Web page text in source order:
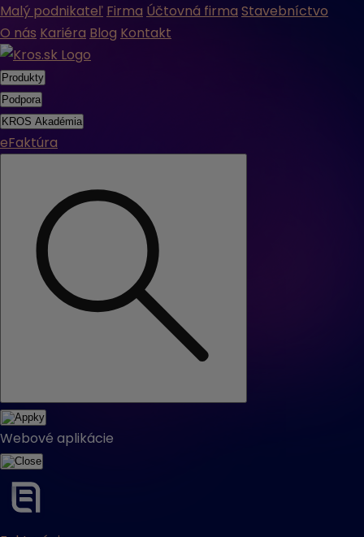
Malý podnikateľ Firma Účtovná firma Stavebníctvo
O nás Kariéra Blog Kontakt
Produkty
Podpora
KROS Akadémia
eFaktúra
Webové aplikácie